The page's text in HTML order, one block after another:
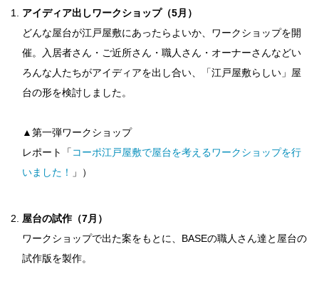
アイディア出しワークショップ（5月）
どんな屋台が江戸屋敷にあったらよいか、ワークショップを開
催。入居者さん・ご近所さん・職人さん・オーナーさんなどい
ろんな人たちがアイディアを出し合い、「江戸屋敷らしい」屋
台の形を検討しました。
▲第一弾ワークショップ
レポート「コーポ江戸屋敷で屋台を考えるワークショップを行
いました！
」）
屋台の試作（7月）
ワークショップで出た案をもとに、BASEの職人さん達と屋台の
試作版を製作。